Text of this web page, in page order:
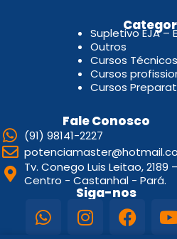
Supletivo EJA –
Outros
Cursos Técnicos
Cursos
Cursos
Fale Conosco
(91) 98141-2227
Tv. Conego Luis Leitao, 2189 –
Centro - Castanhal - Pará.
Siga-nos